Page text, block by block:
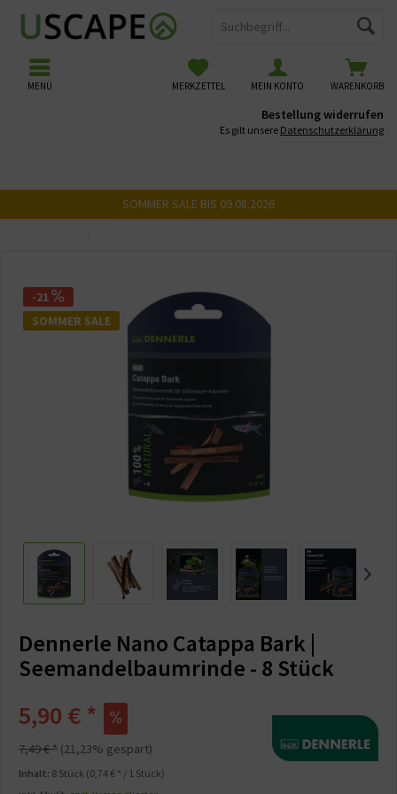
WARENKORB
MERKZETTEL MEIN KONTO
MENÜ
Bestellung widerrufen
Es gilt unsere Datenschutzerklärung
SOMMER SALE BIS 09.08.2026
-21
SOMMER SALE
Dennerle Nano Catappa Bark |
Seemandelbaumrinde - 8 Stück
5,90 € *
7,49 € * (21,23% gespart)
Inhalt: 8 Stück (0,74 € * / 1 Stück)